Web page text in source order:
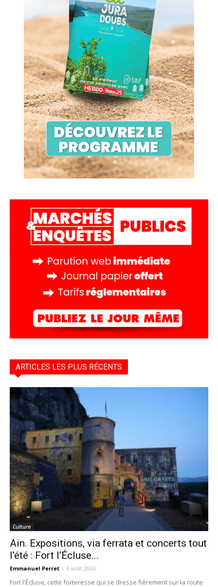
ARTICLES LES PLUS RÉCENTS
Culture
Ain. Expositions, via ferrata et concerts tout
l’été : Fort l’Écluse...
Emmanuel Perret - 6 août 2026
Fort l'Écluse, cette forteresse qui se dresse fièrement sur la route